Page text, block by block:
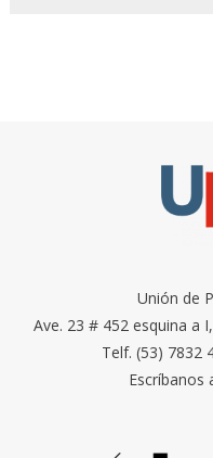
Unión de
Ave. 23 # 452 esquina a
Telf. (53) 7832
Escríbanos